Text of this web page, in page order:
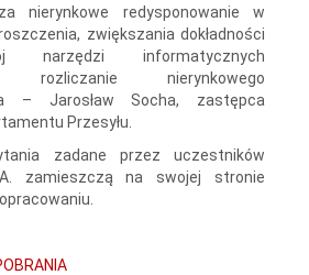
nierynkowe redysponowanie w
zwiększania dokładności
narzędzi informatycznych
rozliczanie nierynkowego
– Jarosław Socha, zastępca
Przesyłu.
zadane przez uczestników
zamieszczą na swojej stronie